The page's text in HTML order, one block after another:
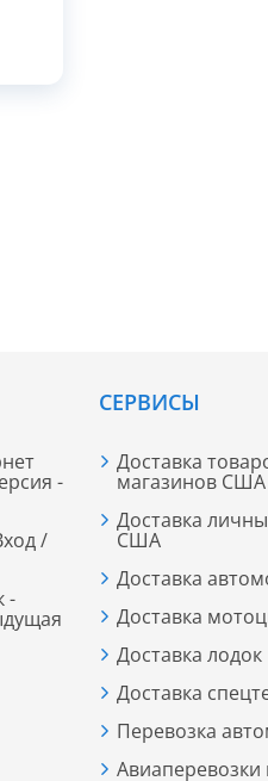
-
/
-
СЕРВИСЫ
Доставка
магазинов США
Доставка
США
Доставка
Доставка
Доставка лодок
Доставка
Перевозка